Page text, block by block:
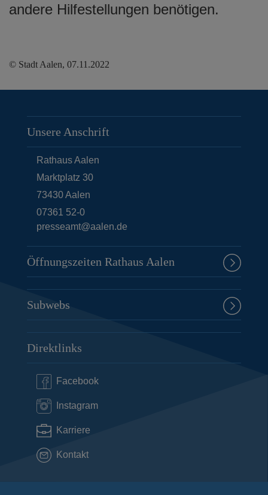
andere Hilfestellungen benötigen.
© Stadt Aalen, 07.11.2022
Unsere Anschrift
Rathaus Aalen
Marktplatz 30
73430Aalen
07361 52-0
presseamt@aalen.de
Öffnungszeiten Rathaus Aalen
Subwebs
Direktlinks
Facebook
Instagram
Karriere
Kontakt